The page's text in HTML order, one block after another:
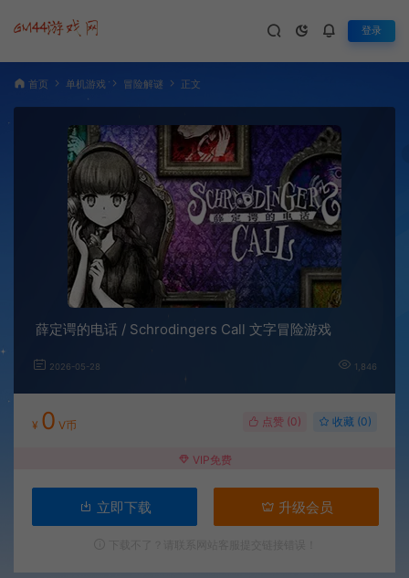
登录
首页 单机游戏 冒险解谜 正文
薛定谔的电话 / Schrodingers Call 文字冒险游戏
2026-05-28 1,846
¥ 0 V币 点赞 (0) 收藏 (0)
VIP免费
立即下载 升级会员